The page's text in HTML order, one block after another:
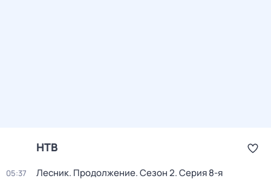
НТВ
05:37 Лесник. Продолжение. Сезон 2. Серия 8-я